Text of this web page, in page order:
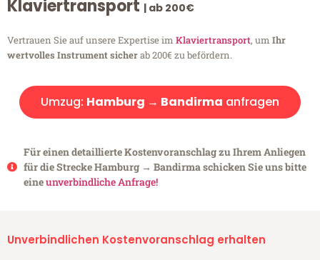
Klaviertransport | ab 200€
Vertrauen Sie auf unsere Expertise im Klaviertransport, um Ihr
wertvolles Instrument sicherab 200€ zu befördern.
Umzug: Hamburg → Bandirma anfragen
Für einen detaillierte Kostenvoranschlag zu Ihrem Anliegen
für die Strecke Hamburg → Bandirma schicken Sie uns bitte
eineunverbindliche Anfrage!
Unverbindlichen Kostenvoranschlag erhalten